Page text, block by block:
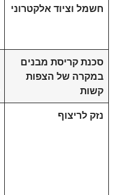
חשמל וציוד אלקטרוני
סכנת קריסת מבנים
במקרה של הצפות
קשות
נזק לריצוף